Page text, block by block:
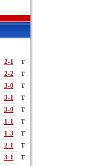
2-1 T
2-2 T
3-0 T
3-1 T
3-0 T
1-1 T
1-3 T
2-1 T
3-1 T